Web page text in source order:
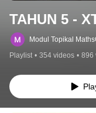
TAHUN 5 -
Modul Topikal
Playlist • 354 videos • 896